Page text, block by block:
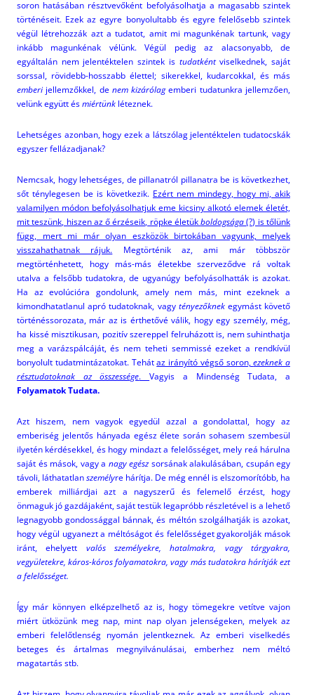
soron hatásában résztvevőként befolyásolhatja a magasabb szintek
történéseit. Ezek az egyre bonyolultabb és egyre felelősebb szintek
végül létrehozzák azt a tudatot, amit mi magunkénak tartunk, vagy
inkább magunkénak vélünk. Végül pedig az alacsonyabb, de
egyáltalán nem jelentéktelen szintek is tudatkéntviselkednek, saját
sorssal, rövidebb-hosszabb élettel; sikerekkel, kudarcokkal, és más
emberi jellemzőkkel, de nem kizárólagemberi tudatunkra jellemzően,
velünk együtt ésmiértünk léteznek.
Lehetséges azonban, hogy ezek a látszólag jelentéktelen tudatocskák
egyszer fellázadjanak?
Nemcsak, hogy lehetséges, de pillanatról pillanatra be is következhet,
sőt ténylegesen be is következik. Ezért nem mindegy, hogy mi, akik
valamilyen módon befolyásolhatjuk eme kicsiny alkotó elemek életét,
mit teszünk, hiszen az ő érzéseik, röpke életükboldogsága(?) is tőlünk
függ, mert mi már olyan eszközök birtokában vagyunk, melyek
visszahathatnak rájuk. Megtörténik az, ami már többször
megtörténhetett, hogy más-más életekbe szerveződve rá voltak
utalva a felsőbb tudatokra, de ugyanúgy befolyásolhatták is azokat.
Ha az evolúcióra gondolunk, amely nem más, mint ezeknek a
kimondhatatlanul apró tudatoknak, vagy tényezőknekegymást követő
történéssorozata, már az is érthetővé válik, hogy egy személy, még,
ha kissé misztikusan, pozitív szereppel felruházott is, nem suhinthatja
meg a varázspálcáját, és nem teheti semmissé ezeket a rendkívül
bonyolult tudatmintázatokat. Tehátaz irányító végső soron,ezeknek a
résztudatoknak az összessége.Vagyis a Mindenség Tudata, a
Folyamatok Tudata.
Azt hiszem, nem vagyok egyedül azzal a gondolattal, hogy az
emberiség jelentős hányada egész élete során sohasem szembesül
ilyetén kérdésekkel, és hogy mindazt a felelősséget, mely reá hárulna
saját és mások, vagy a nagy egészsorsának alakulásában, csupán egy
távoli, láthatatlanszemélyre hárítja. De még ennél is elszomorítóbb, ha
emberek milliárdjai azt a nagyszerű és felemelő érzést, hogy
önmaguk jó gazdájaként, saját testük legapróbb részletével is a lehető
legnagyobb gondossággal bánnak, és méltón szolgálhatják is azokat,
hogy végül ugyanezt a méltóságot és felelősséget gyakorolják mások
iránt, ehelyett valós személyekre, hatalmakra, vagy tárgyakra,
vegyületekre, káros-kóros folyamatokra, vagy más tudatokra hárítják ezt
a felelősséget.
Így már könnyen elképzelhető az is, hogy tömegekre vetítve vajon
miért ütközünk meg nap, mint nap olyan jelenségeken, melyek az
emberi felelőtlenség nyomán jelentkeznek. Az emberi viselkedés
beteges és ártalmas megnyilvánulásai, emberhez nem méltó
magatartás stb.